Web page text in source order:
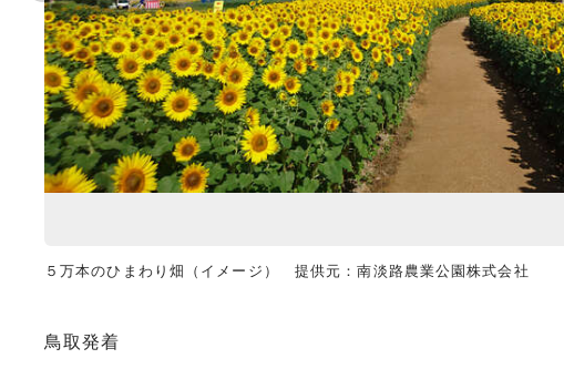
５万本のひまわり畑（イメージ） 提供元：南淡路農業公園株式会社
鳥取発着